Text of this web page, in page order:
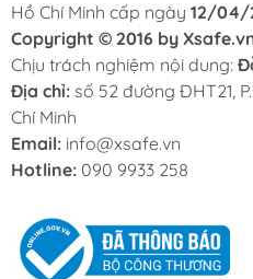
Hồ Chí Minh cấp ngày 12/04/
Copyright © 2016 by
Chịu trách nghiệm nội dung:
Địa chỉ: số 52 đường ĐHT21,
Chí Minh
Email: info@xsafe.vn
Hotline: 090 9933 258